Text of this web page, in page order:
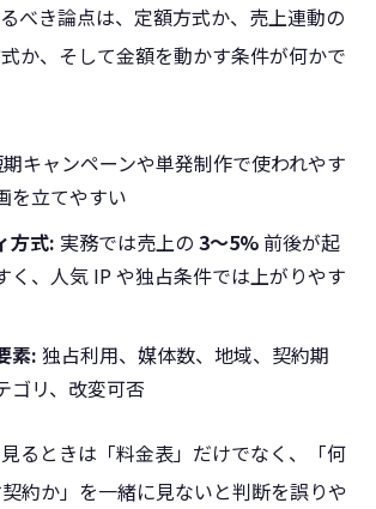
べき論点は、定額方式か、売上連動の
か、そして金額を動かす条件が何かで
キャンペーンや単発制作で使われやす
を立てやすい
方式: 実務では売上の 3〜5%前後が起
く、人気 IP や独占条件では上がりやす
素: 独占利用、媒体数、地域、契約期
ゴリ、改変可否
るときは「料金表」だけでなく、「何
約か」を一緒に見ないと判断を誤りや